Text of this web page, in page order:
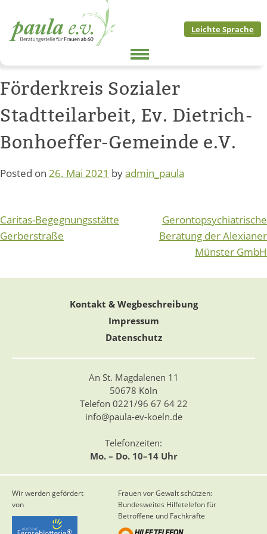
content
Leichte Sprache
Förderkreis Sozialer
Stadtteilarbeit, Ev. Dietrich-
Bonhoeffer-Gemeinde e.V.
Posted on 26. Mai 2021 byadmin_paula
Beitragsnavigation
Caritas-Begegnungsstätte
Gerberstraße
Gerontopsychiatrische
Beratung der Alexianer
Münster GmbH
Kontakt & Wegbeschreibung
Impressum
Datenschutz
An St. Magdalenen 11
50678 Köln
Telefon 0221/96 67 64 22
info@paula-ev-koeln.de
Telefonzeiten:
Mo. – Do. 10–14 Uhr
Wir werden gefördert
von
Frauen vor Gewalt schützen:
Bundesweites Hilfetelefon für
Betroffene und Fachkräfte